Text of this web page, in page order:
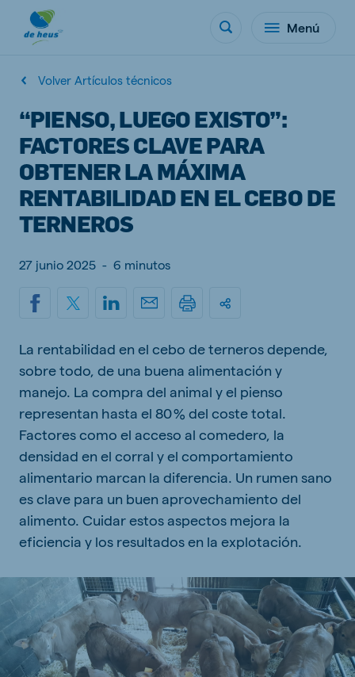
Menú
Volver Artículos técnicos
“PIENSO, LUEGO EXISTO”:
FACTORES CLAVE PARA
OBTENER LA MÁXIMA
RENTABILIDAD EN EL CEBO DE
TERNEROS
27 junio 2025 - 6 minutos
La rentabilidad en el cebo de terneros depende,
sobre todo, de una buena alimentación y
manejo. La compra del animal y el pienso
representan hasta el 80 % del coste total.
Factores como el acceso al comedero, la
densidad en el corral y el comportamiento
alimentario marcan la diferencia. Un rumen sano
es clave para un buen aprovechamiento del
alimento. Cuidar estos aspectos mejora la
eficiencia y los resultados en la explotación.